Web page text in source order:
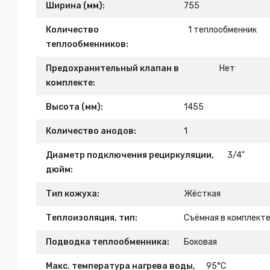
Ширина (мм): 755
Количество
теплообменников:
1 теплообменник
Предохранительный клапан в
комплекте:
Нет
Высота (мм): 1455
Количество анодов: 1
Диаметр подключения рециркуляции,
дюйм:
3/4"
Тип кожуха: Жёсткая
Теплоизоляция, тип: Съёмная в комплекте
Подводка теплообменника: Боковая
Макс. температура нагрева воды, 95°С